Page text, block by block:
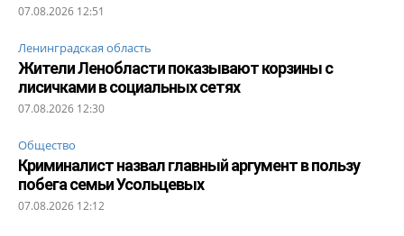
07.08.2026 12:51
Ленинградская область
Жители Ленобласти показывают корзины с
лисичками в социальных сетях
07.08.2026 12:30
Общество
Криминалист назвал главный аргумент в пользу
побега семьи Усольцевых
07.08.2026 12:12